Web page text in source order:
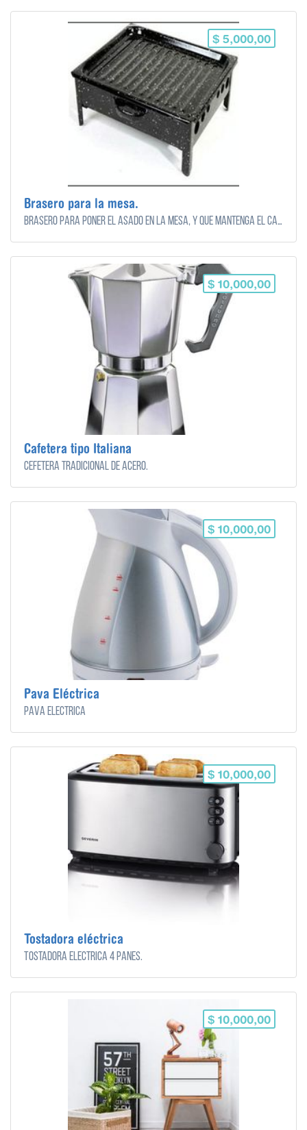
$ 5,000,00
Brasero para la mesa.
Brasero para poner el asado en la mesa, y que mantenga el calor.
$ 10,000,00
Cafetera tipo Italiana
Cefetera tradicional de acero.
$ 10,000,00
Pava Eléctrica
Pava Eléctrica
$ 10,000,00
Tostadora eléctrica
Tostadora eléctrica 4 panes.
$ 10,000,00